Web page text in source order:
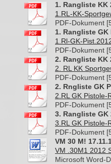
1. Rangliste KK
1.RL-KK-
PDF-Dokument
1. Rangliste GK
1.Rl-GK-
PDF-Dokument
2. Rangliste KK
2. RL KK
PDF-Dokument
2. Rngliste GK
2.RL GK Pistole-
PDF-Dokument
3. Rangliste GK
3.RL GK Pistole-
PDF-Dokument
VM 30 M!
VM .30M1 2012
Microsoft Word-